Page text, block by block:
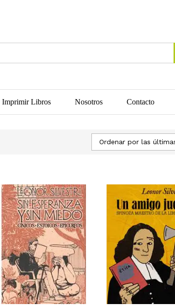
Imprimir Libros Nosotros Contacto
Ordenar por las